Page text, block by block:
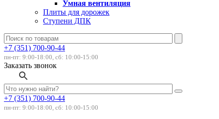
Умная вентиляция
Плиты для дорожек
Ступени ДПК
+7 (351) 700-90-44
пн-пт: 9:00-18:00, сб: 10:00-15:00
Заказать звонок
+7 (351) 700-90-44
пн-пт: 9:00-18:00, сб: 10:00-15:00